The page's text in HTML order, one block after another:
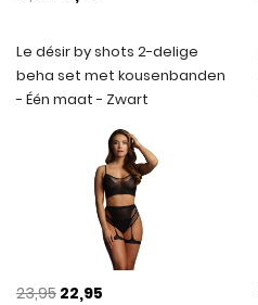
Le désir by shots 2-delige
beha set met kousenbanden
- Één maat - Zwart
23,95 22,95